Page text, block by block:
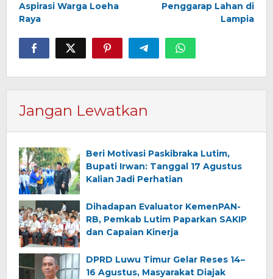
Aspirasi Warga Loeha
Raya
Penggarap Lahan di
Lampia
Jangan Lewatkan
Beri Motivasi Paskibraka Lutim,
Bupati Irwan: Tanggal 17 Agustus
Kalian Jadi Perhatian
Dihadapan Evaluator KemenPAN-
RB, Pemkab Lutim Paparkan SAKIP
dan Capaian Kinerja
DPRD Luwu Timur Gelar Reses 14–
16 Agustus, Masyarakat Diajak